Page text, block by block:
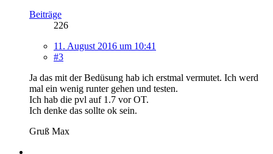
Beiträge
226
11. August 2016 um 10:41
#3
Ja das mit der Bedüsung hab ich erstmal vermutet. Ich werd
mal ein wenig runter gehen und testen.
Ich hab die pvl auf 1.7 vor OT.
Ich denke das sollte ok sein.
Gruß Max